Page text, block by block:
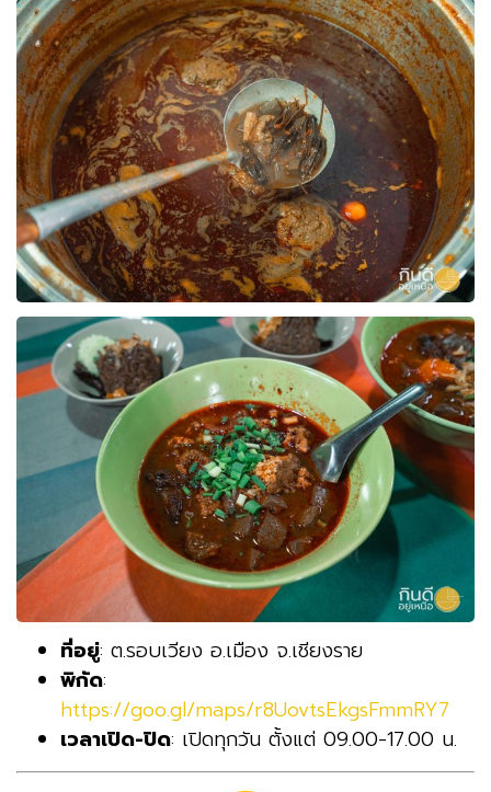
ที่อยู่: ต.รอบเวียง อ.เมือง จ.เชียงราย
พิกัด:
https://goo.gl/maps/r8UovtsEkgsFmmRY7
เวลาเปิด-ปิด: เปิดทุกวัน ตั้งแต่ 09.00-17.00 น.